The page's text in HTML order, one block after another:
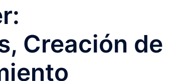
Creación de